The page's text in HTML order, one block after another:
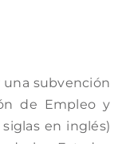
una subvención
de Empleo y
en inglés)